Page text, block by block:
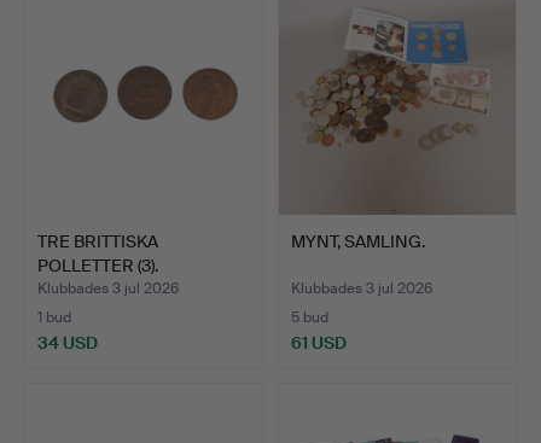
TRE BRITTISKA
POLLETTER (3).
Klubbades 3 jul 2026
1 bud
34 USD
MYNT, SAMLING.
Klubbades 3 jul 2026
5 bud
61 USD